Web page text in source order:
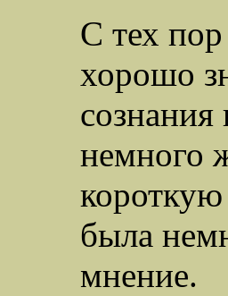
С тех
хорошо
немного
была
мнение.